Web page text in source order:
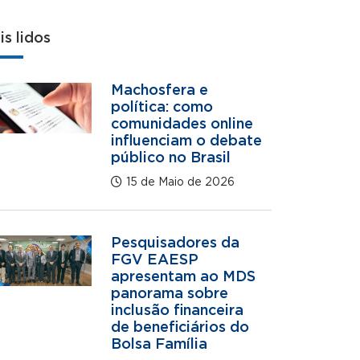
lidos
Machosfera e
política: como
comunidades online
influenciam o debate
público no Brasil
15 de Maio de 2026
Pesquisadores da
FGV EAESP
apresentam ao MDS
panorama sobre
inclusão financeira
de beneficiários do
Bolsa Família